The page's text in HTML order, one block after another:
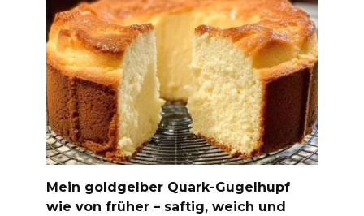
Mein goldgelber Quark-Gugelhupf
wie von früher – saftig, weich und